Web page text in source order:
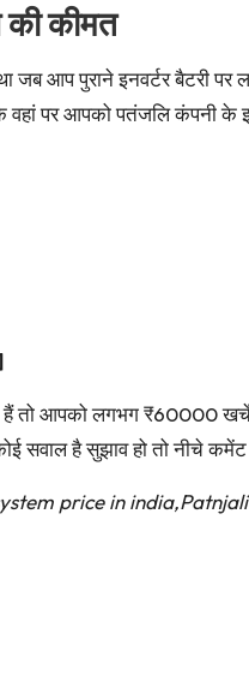
कीमत
जब आप पुराने इनवर्टर बैटरी
वहां पर आपको पतंजलि कंपनी के
हैं तो आपको लगभग ₹60000
सवाल है सुझाव हो तो नीचे
price in